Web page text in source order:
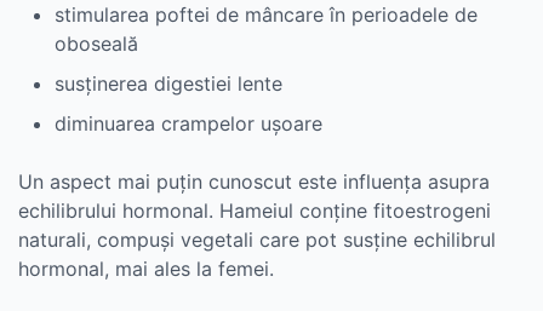
stimularea poftei de mâncare în perioadele de
oboseală
susținerea digestiei lente
diminuarea crampelor ușoare
Un aspect mai puțin cunoscut este influența asupra
echilibrului hormonal. Hameiul conține fitoestrogeni
naturali, compuși vegetali care pot susține echilibrul
hormonal, mai ales la femei.